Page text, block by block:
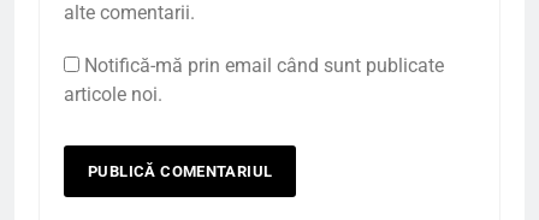
alte comentarii.
Notifică-mă prin email când sunt publicate
articole noi.